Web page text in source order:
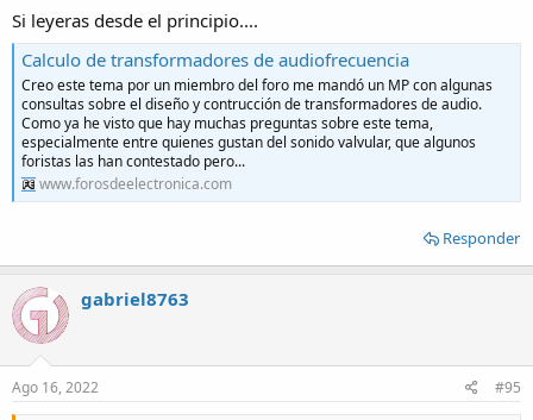
Si leyeras desde el principio....
Calculo de transformadores de audiofrecuencia
Creo este tema por un miembro del foro me mandó un MP con algunas
consultas sobre el diseño y contrucción de transformadores de audio.
Como ya he visto que hay muchas preguntas sobre este tema,
especialmente entre quienes gustan del sonido valvular, que algunos
foristas las han contestado pero...
www.forosdeelectronica.com
Responder
gabriel8763
Ago 16, 2022 #95